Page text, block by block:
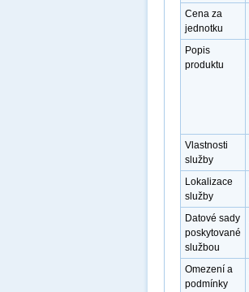
Cena za
jednotku
Popis
produktu
Vlastnosti
služby
Lokalizace
služby
Datové sady
poskytované
službou
Omezení a
podmínky